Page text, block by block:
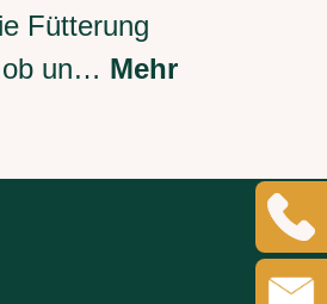
Fütterung
ob un… Mehr